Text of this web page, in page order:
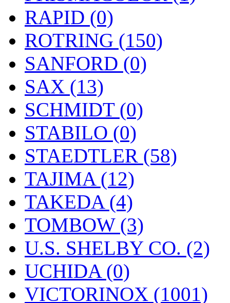
RAPID (0)
ROTRING (150)
SANFORD (0)
SAX (13)
SCHMIDT (0)
STABILO (0)
STAEDTLER (58)
TAJIMA (12)
TAKEDA (4)
TOMBOW (3)
U.S. SHELBY CO. (2)
UCHIDA (0)
VICTORINOX (1001)